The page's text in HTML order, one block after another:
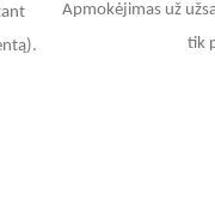
Apmokėjimas už
tik